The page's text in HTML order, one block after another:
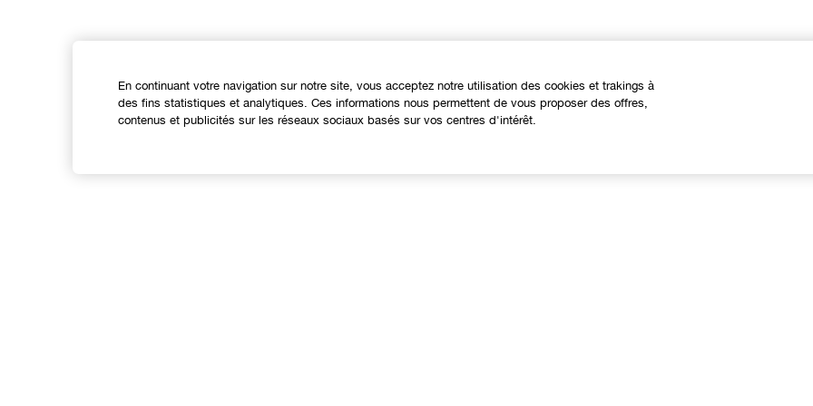
En continuant votre navigation sur notre site, vous acceptez notre utilisation des cookies et trakings à
des fins statistiques et analytiques. Ces informations nous permettent de vous proposer des offres,
contenus et publicités sur les réseaux sociaux basés sur vos centres d'intérêt.